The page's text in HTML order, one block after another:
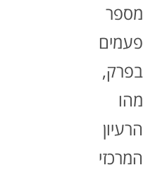
מספר
פעמים
בפרק,
מהו
הרעיון
המרכזי